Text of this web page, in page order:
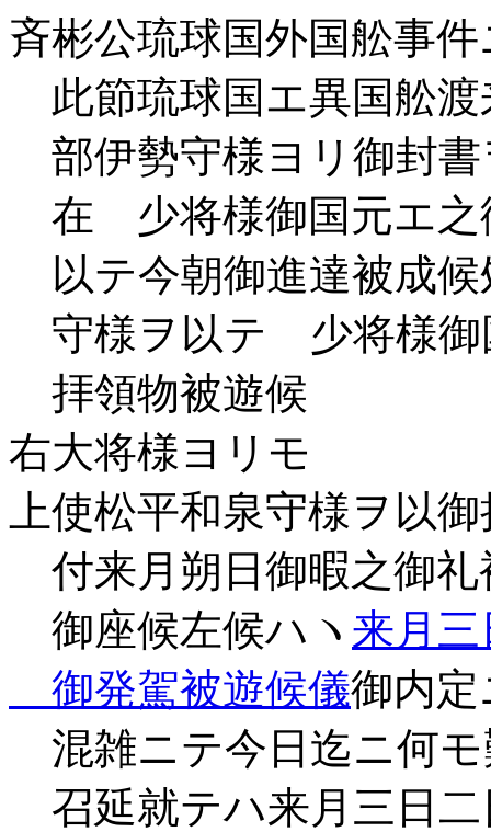
斉彬公琉球国外国舩事
此節琉球国エ異国舩渡
部伊勢守様ヨリ御封書
在 少将様御国元エ之
以テ今朝御進達被成候
守様ヲ以テ 少将様御
拝領物被遊候
右大将様ヨリモ
上使松平和泉守様ヲ以
付来月朔日御暇之御
御座候左候ハヽ 来月
御発駕被遊候儀御内
混雑ニテ今日迄ニ何モ
召延就テハ来月三日二